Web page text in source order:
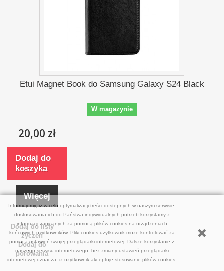
Informujemy, iż w celu optymalizacji treści dostępnych w naszym serwisie,
dostosowania ich do Państwa indywidualnych potrzeb korzystamy z
informacji zapisanych za pomocą plików cookies na urządzeniach
końcowych użytkowników. Pliki cookies użytkownik może kontrolować za
pomocą ustawień swojej przeglądarki internetowej. Dalsze korzystanie z
naszego serwisu internetowego, bez zmiany ustawień przeglądarki
internetowej oznacza, iż użytkownik akceptuje stosowanie plików cookies.
Etui Magnet Book do Samsung Galaxy S24 Black
W magazynie
20,00 zł
Dodaj do
koszyka
Więcej
Dodaj do listy
życzeń
Dodaj do
porówania